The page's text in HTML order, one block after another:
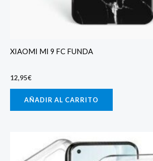
XIAOMI MI 9 FC FUNDA
12,95€
AÑADIR AL CARRITO